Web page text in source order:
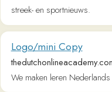
Het laatste nieuws van
www.metronieuws.nl
Metro, waar verhalen nieuws
lezers.